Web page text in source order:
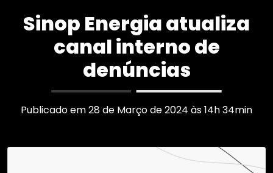
Sinop Energia atualiza
canal interno de
denúncias
Publicado em 28 de Março de 2024 às 14h 34min